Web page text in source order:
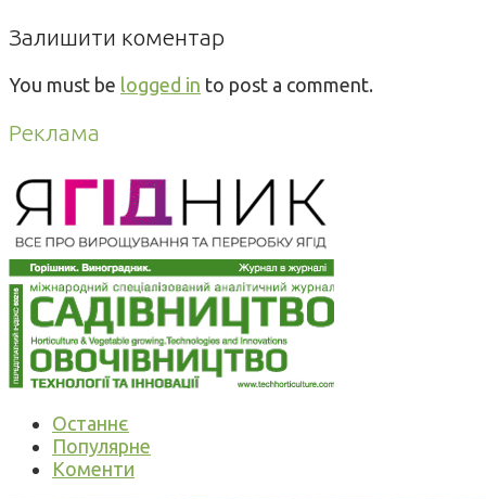
Залишити коментар
You must be logged in to post a comment.
Реклама
Останнє
Популярне
Коменти